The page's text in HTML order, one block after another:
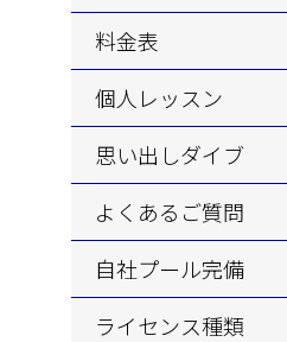
料金表
個人レッスン
思い出しダイブ
よくあるご質問
自社プール完備
ライセンス種類